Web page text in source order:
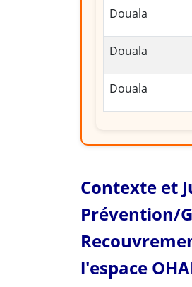
Douala
Douala
Douala
Contexte et
Prévention/
l'espace